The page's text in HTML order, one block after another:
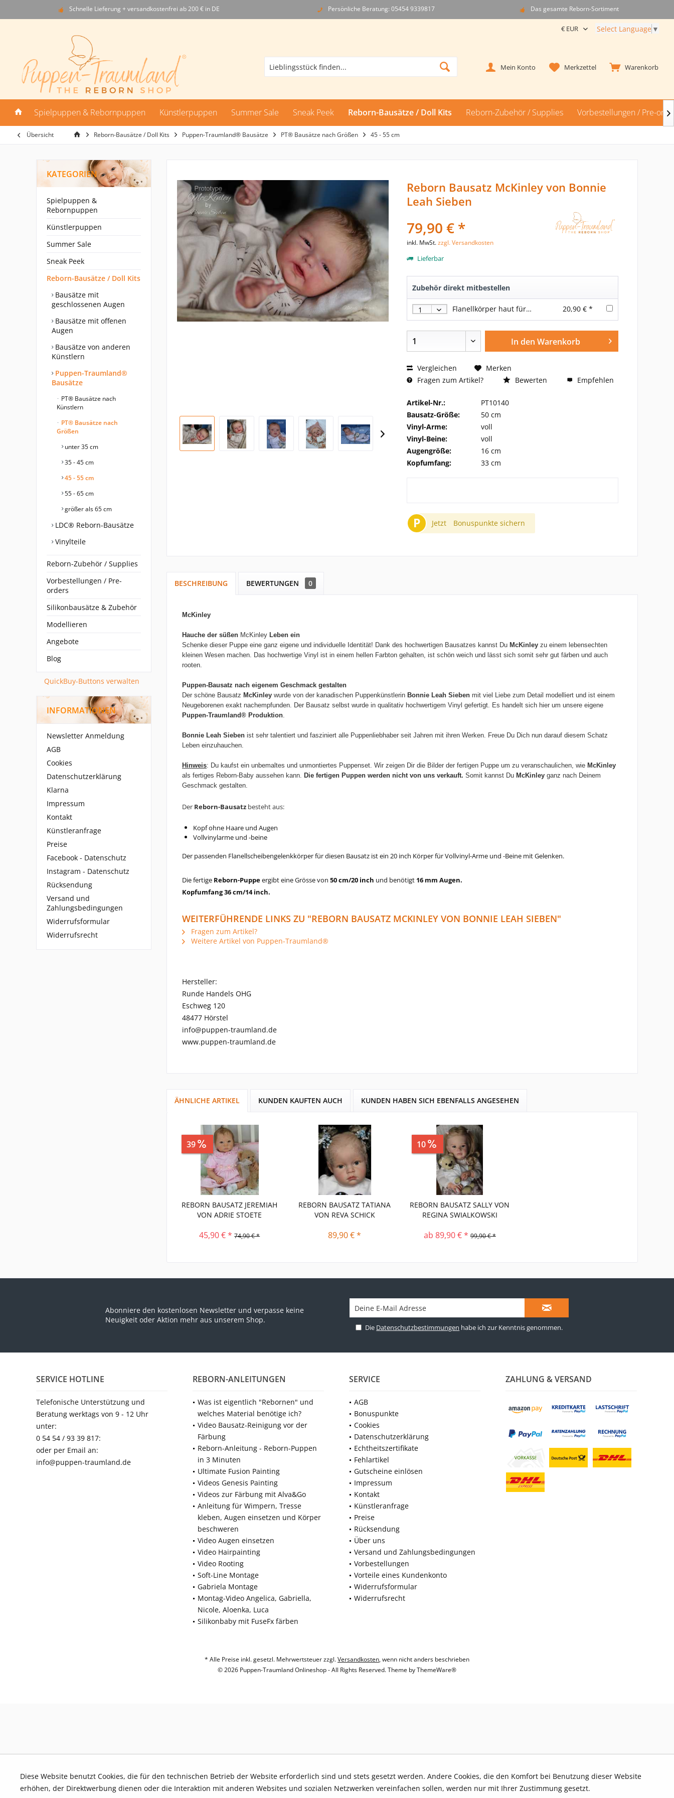
Schnelle Lieferung + versandkostenfrei ab 200 € in DE Persönliche Beratung: 05454 9339817 Das gesamte Reborn-Sortiment
Select Language ▼
Warenkorb
Merkzettel
Mein Konto
Spielpuppen & Rebornpuppen Künstlerpuppen Summer Sale Sneak Peek Reborn-Bausätze / Doll Kits Reborn-Zubehör / Supplies Vorbestellungen / Pre- 
Übersicht Reborn-Bausätze / Doll Kits Puppen-Traumland® Bausätze PT® Bausätze nach Größen 45 - 55 cm
KATEGORIEN
Spielpuppen &
Rebornpuppen
Künstlerpuppen
Summer Sale
Sneak Peek
Reborn-Bausätze / Doll Kits
Bausätze mit
geschlossenen Augen
Bausätze mit offenen
Augen
Bausätze von anderen
Künstlern
Puppen-Traumland®
Bausätze
PT® Bausätze nach
Künstlern
PT® Bausätze nach
Größen
unter 35 cm
35 - 45 cm
45 - 55 cm
55 - 65 cm
größer als 65 cm
LDC® Reborn-Bausätze
Vinylteile
Reborn-Zubehör / Supplies
Vorbestellungen / Pre-
orders
Silikonbausätze & Zubehör
Modellieren
Angebote
Blog
QuickBuy-Buttons verwalten
INFORMATIONEN
Newsletter Anmeldung
AGB
Cookies
Datenschutzerklärung
Klarna
Impressum
Kontakt
Künstleranfrage
Preise
Facebook - Datenschutz
Instagram - Datenschutz
Rücksendung
Versand und
Zahlungsbedingungen
Widerrufsformular
Widerrufsrecht
Reborn Bausatz McKinley von Bonnie
Leah Sieben
79,90 € *
inkl. MwSt.zzgl. Versandkosten
Lieferbar
Zubehör direkt mitbestellen
Flanellkörper haut für Vollvinyl-Puppen mit Gelenken 20 inch /52 cm 20,90 € *
In den Warenkorb
Vergleichen
Merken
Fragen zum Artikel?
Bewerten Empfehlen
Artikel-Nr.:
PT10140
Bausatz-Größe:
50 cm
Vinyl-Arme:
voll
Vinyl-Beine:
voll
Augengröße:
16 cm
Kopfumfang:
33 cm
P Jetzt Bonuspunkte sichern
BESCHREIBUNG BEWERTUNGEN 0
McKinley
Hauche der süßen McKinley Leben ein
Schenke dieser Puppe eine ganz eigene und individuelle Identität! Dank des hochwertigen Bausatzes kannst Du McKinley zu einem lebensechten
kleinen Wesen machen. Das hochwertige Vinyl ist in einem hellen Farbton gehalten, ist schön weich und lässt sich somit sehr gut färben und auch
rooten.
Puppen-Bausatz nach eigenem Geschmack gestalten
Der schöne Bausatz McKinley wurde von der kanadischen Puppenkünstlerin Bonnie Leah Sieben mit viel Liebe zum Detail modelliert und ist einem
Neugeborenen exakt nachempfunden. Der Bausatz selbst wurde in qualitativ hochwertigem Vinyl gefertigt. Es handelt sich hier um unsere eigene
Puppen-Traumland® Produktion.
Bonnie Leah Sieben ist sehr talentiert und fasziniert alle Puppenliebhaber seit Jahren mit ihren Werken. Freue Du Dich nun darauf diesem Schatz
Leben einzuhauchen.
Hinweis: Du kaufst ein unbemaltes und unmontiertes Puppenset. Wir zeigen Dir die Bilder der fertigen Puppe um zu veranschaulichen, wie McKinley
als fertiges Reborn-Baby aussehen kann. Die fertigen Puppen werden nicht von uns verkauft. Somit kannst Du McKinley ganz nach Deinem
Geschmack gestalten.
Der Reborn-Bausatz besteht aus:
Kopf ohne Haare und Augen
Vollvinylarme und -beine
Der passenden Flanellscheibengelenkkörper für diesen Bausatz ist ein 20 inch Körper für Vollvinyl-Arme und -Beine mit Gelenken.
Die fertige Reborn-Puppeergibt eine Grösse von 50 cm/20 inch und benötigt 16 mm Augen.
Kopfumfang 36 cm/14 inch.
WEITERFÜHRENDE LINKS ZU "REBORN BAUSATZ MCKINLEY VON BONNIE LEAH SIEBEN"
Fragen zum Artikel?
Weitere Artikel von Puppen-Traumland®
Hersteller:
Runde Handels OHG
Eschweg 120
48477 Hörstel
info@puppen-traumland.de
www.puppen-traumland.de
ÄHNLICHE ARTIKEL KUNDEN KAUFTEN AUCH KUNDEN HABEN SICH EBENFALLS ANGESEHEN
39 Sparen29,00 €
REBORN BAUSATZ JEREMIAH
VON ADRIE STOETE
45,90 € * 74,90 € *
REBORN BAUSATZ TATIANA
VON REVA SCHICK
89,90 € *
10 Sparen10,00 €
REBORN BAUSATZ SALLY VON
REGINA SWIALKOWSKI
ab 89,90 € * 99,90 € *
Abonniere den kostenlosen Newsletter und verpasse keine
Neuigkeit oder Aktion mehr aus unserem Shop.
Die Datenschutzbestimmungen habe ich zur Kenntnis genommen.
SERVICE HOTLINE
Telefonische Unterstützung und
Beratung werktags von 9 - 12 Uhr
unter:
0 54 54 / 93 39 817:
oder per Email an:
info@puppen-traumland.de
REBORN-ANLEITUNGEN
Was ist eigentlich "Rebornen" und
welches Material benötige ich?
Video Bausatz-Reinigung vor der
Färbung
Reborn-Anleitung - Reborn-Puppen
in 3 Minuten
Ultimate Fusion Painting
Videos Genesis Painting
Videos zur Färbung mit Alva&Go
Anleitung für Wimpern, Tresse
kleben, Augen einsetzen und Körper
beschweren
Video Augen einsetzen
Video Hairpainting
Video Rooting
Soft-Line Montage
Gabriela Montage
Montag-Video Angelica, Gabriella,
Nicole, Aloenka, Luca
Silikonbaby mit FuseFx färben
SERVICE
AGB
Bonuspunkte
Cookies
Datenschutzerklärung
Echtheitszertifikate
Fehlartikel
Gutscheine einlösen
Impressum
Kontakt
Künstleranfrage
Preise
Rücksendung
Über uns
Versand und Zahlungsbedingungen
Vorbestellungen
Vorteile eines Kundenkonto
Widerrufsformular
Widerrufsrecht
ZAHLUNG & VERSAND
* Alle Preise inkl. gesetzl. Mehrwertsteuer zzgl.Versandkosten, wenn nicht anders beschrieben
© 2026 Puppen-Traumland Onlineshop - All Rights Reserved. Theme byThemeWare®
Diese Website benutzt Cookies, die für den technischen Betrieb der Website erforderlich sind und stets gesetzt werden. Andere Cookies, die den Komfort bei Benutzung dieser Website
erhöhen, der Direktwerbung dienen oder die Interaktion mit anderen Websites und sozialen Netzwerken vereinfachen sollen, werden nur mit Ihrer Zustimmung gesetzt.